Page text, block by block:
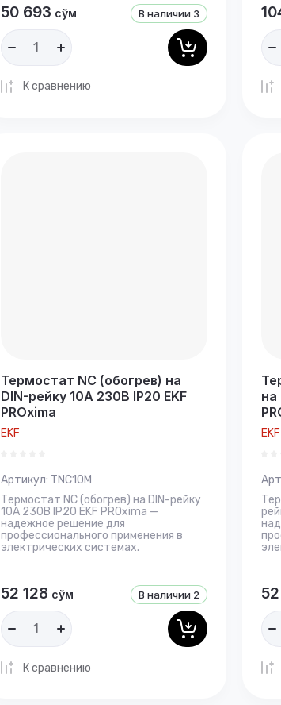
В наличии 3
50 693 сўм
К сравнению
Термостат NC (обогрев) на
DIN-рейку 10А 230В IP20 EKF
PROxima
EKF
Артикул: TNC10M
Термостат NC (обогрев) на DIN-рейку
10А 230В IP20 EKF PROxima —
надежное решение для
профессионального применения в
электрических системах.
В наличии 2
52 128 сўм
К сравнению
на
EKF